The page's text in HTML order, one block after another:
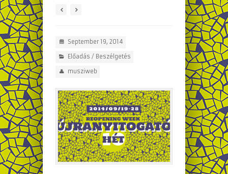
September 19, 2014
Előadás / Beszélgetés
musziweb